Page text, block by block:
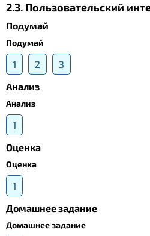
2.3. Пользовательский
Подумай
Подумай
1 2
3
Анализ
Анализ
1
Оценка
Оценка
1
Домашнее задание
Домашнее задание